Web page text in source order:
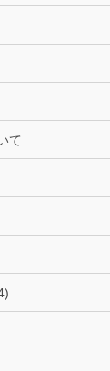
て